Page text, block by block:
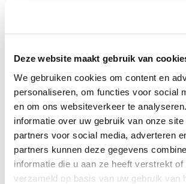
Deze website maakt gebruik van
We gebruiken cookies om content en
personaliseren, om functies voor social
en om ons websiteverkeer te
informatie over uw gebruik van onze site
partners voor social media, adverteren
partners kunnen deze gegevens
informatie die u aan ze heeft verstrekt of
verzameld op basis van uw gebruik van
Nog niet verschenen, verwacht vanaf 26-
Lange tijd wist Elco Lenstra enkel over
Gerben en Andries dat ze in het verzet
en dat Gerben was vermoord in
Neuengamme. Een leven
galmende woorden: bezetting, verzet,
een familielid hem op het spoor
‘waargebeurde’ roman over een
onderduikers op de Veluwe, waarin ene